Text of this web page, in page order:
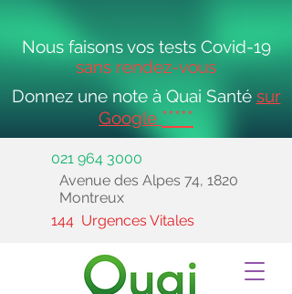
Nous faisons vos tests Covid-19
sans rendez-vous
Donnez une note à Quai Santé sur
Google *****
021 964 3000
Avenue des Alpes 74, 1820
Montreux
144 Urgences Vitales